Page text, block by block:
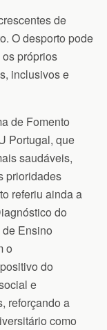
de
O desporto pode
próprios
inclusivos e
de Fomento
Portugal, que
saudáveis,
prioridades
referiu ainda a
do
Ensino
o
do
e
reforçando a
como